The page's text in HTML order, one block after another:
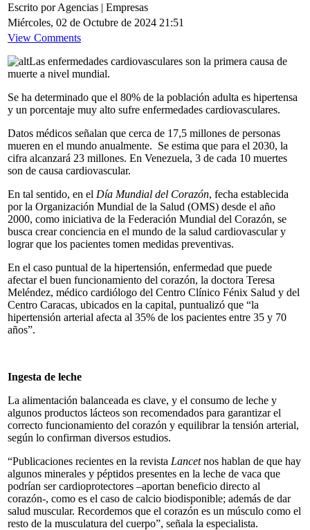
Escrito por Agencias | Empresas
Miércoles, 02 de Octubre de 2024 21:51
View Comments
Las enfermedades cardiovasculares son la primera causa de
muerte a nivel mundial.
Se ha determinado que el 80% de la población adulta es hipertensa
y un porcentaje muy alto sufre enfermedades cardiovasculares.
Datos médicos señalan que cerca de 17,5 millones de personas
mueren en el mundo anualmente. Se estima que para el 2030, la
cifra alcanzará 23 millones. En Venezuela, 3 de cada 10 muertes
son de causa cardiovascular.
En tal sentido, en el Día Mundial del Corazón, fecha establecida
por la Organización Mundial de la Salud (OMS) desde el año
2000, como iniciativa de la Federación Mundial del Corazón, se
busca crear conciencia en el mundo de la salud cardiovascular y
lograr que los pacientes tomen medidas preventivas.
En el caso puntual de la hipertensión, enfermedad que puede
afectar el buen funcionamiento del corazón, la doctora Teresa
Meléndez, médico cardiólogo del Centro Clínico Fénix Salud y del
Centro Caracas, ubicados en la capital, puntualizó que “la
hipertensión arterial afecta al 35% de los pacientes entre 35 y 70
años”.
Ingesta de leche
La alimentación balanceada es clave, y el consumo de leche y
algunos productos lácteos son recomendados para garantizar el
correcto funcionamiento del corazón y equilibrar la tensión arterial,
según lo confirman diversos estudios.
“Publicaciones recientes en la revista Lancetnos hablan de que hay
algunos minerales y péptidos presentes en la leche de vaca que
podrían ser cardioprotectores –aportan beneficio directo al
corazón-, como es el caso de calcio biodisponible; además de dar
salud muscular. Recordemos que el corazón es un músculo como el
resto de la musculatura del cuerpo”, señala la especialista.